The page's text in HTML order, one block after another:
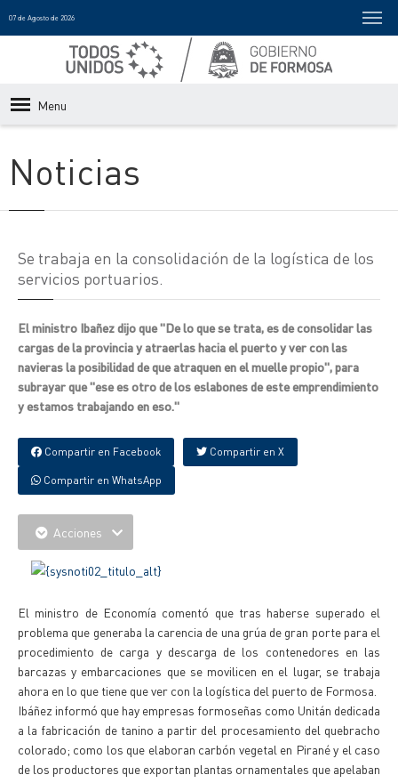
07 de Agosto de 2026
Menu
Noticias
Se trabaja en la consolidación de la logística de los
servicios portuarios.
El ministro Ibañez dijo que "De lo que se trata, es de consolidar las
cargas de la provincia y atraerlas hacia el puerto y ver con las
navieras la posibilidad de que atraquen en el muelle propio", para
subrayar que "ese es otro de los eslabones de este emprendimiento
y estamos trabajando en eso."
Compartir en Facebook Compartir en X
Compartir en WhatsApp
Acciones
El ministro de Economía comentó que tras haberse superado el
problema que generaba la carencia de una grúa de gran porte para el
procedimiento de carga y descarga de los contenedores en las
barcazas y embarcaciones que se movilicen en el lugar, se trabaja
ahora en lo que tiene que ver con la logística del puerto de Formosa.
Ibáñez informó que hay empresas formoseñas como Unitán dedicada
a la fabricación de tanino a partir del procesamiento del quebracho
colorado; como los que elaboran carbón vegetal en Pirané y el caso
de los productores que exportan plantas ornamentales que apelaban